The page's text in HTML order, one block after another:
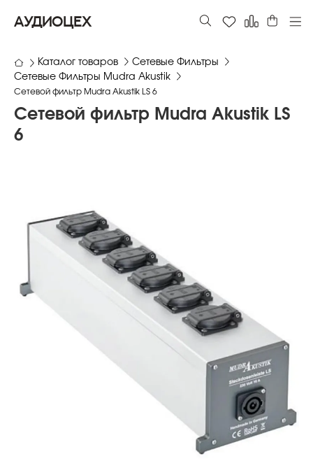
АУДИОЦЕХ
Каталог товаров
Сетевые Фильтры
Сетевые Фильтры Mudra Akustik
Сетевой фильтр Mudra Akustik LS 6
Сетевой фильтр Mudra Akustik LS
6